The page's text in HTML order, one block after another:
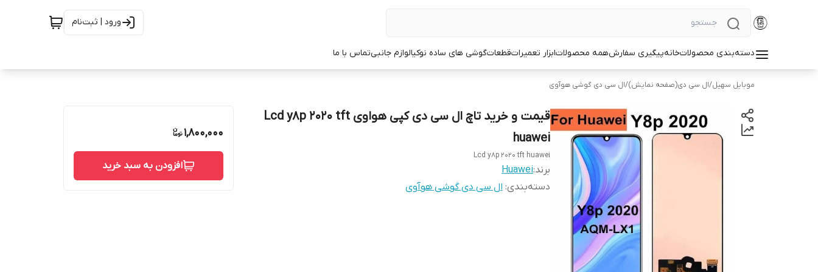
ورود | ثبت‌نام
دسته‌بندی محصولاتخانهپیگیری سفارشهمه محصولاتابزار تعمیراتقطعاتگوشی های ساده نوکیالوازم جانبیتماس با ما
موبایل سهیل/ال سی دی(صفحه نمایش)/ال سی دی گوشی هوآوی
قیمت و خرید تاچ ال سی دی کپی هواوی Lcd y8p 2020 tft
huawei
Lcd y8p 2020 tft huawei
برند:Huawei
دسته‌بندی: ال سی دی گوشی هوآوی
1,800,000
افزودن به سبد خرید